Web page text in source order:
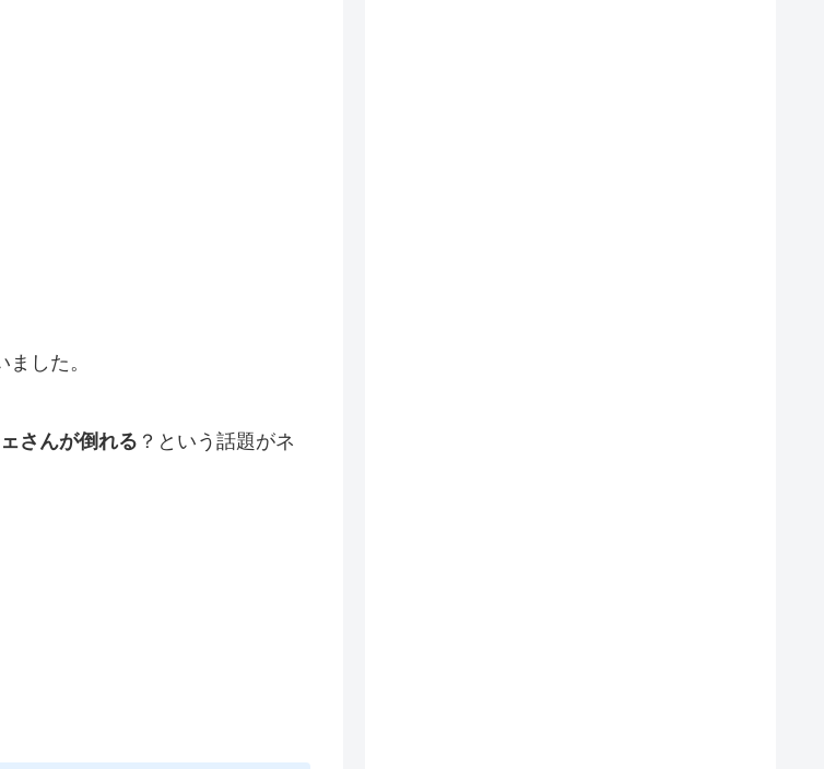
した。
さんが倒れる ？という話題がネ